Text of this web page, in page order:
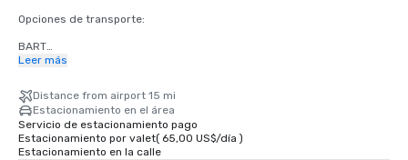
Opciones de transporte:
BART
Adultos
TRANVÍA
Horario: de lunes a viernes de 4 a.m. a medianoche, sábados de 6 a.m.
a medianoche, domingos de 8 a.m. a medianoche.
Gratuito
Leer más
Distance from airport 15 mi
Estacionamiento en el área
Servicio de estacionamiento pago
Estacionamiento por valet( 65,00 US$/día )
Estacionamiento en la calle